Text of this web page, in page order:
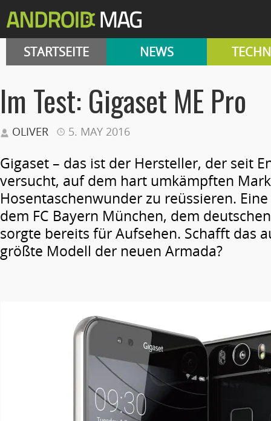
STARTSEITE NEWS
Im Test: Gigaset ME Pro
OLIVER 5. MAY 2016
Gigaset – das ist der Hersteller, der seit
versucht, auf dem hart umkämpften
Hosentaschenwunder zu reüssieren.
dem FC Bayern München, dem
sorgte bereits für Aufsehen. Schafft das
größte Modell der neuen Armada?